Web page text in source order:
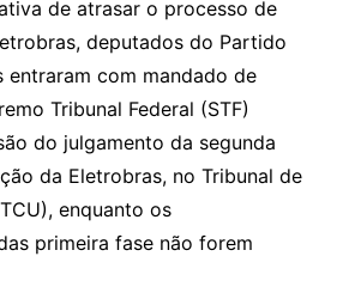
de atrasar o processo de
deputados do Partido
entraram com mandado de
Tribunal Federal (STF)
do julgamento da segunda
da Eletrobras, no Tribunal de
enquanto os
primeira fase não forem